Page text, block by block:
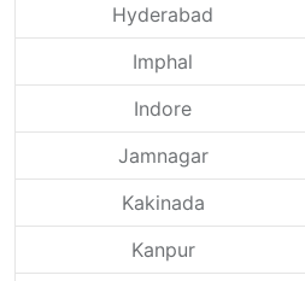
Hyderabad
Imphal
Indore
Jamnagar
Kakinada
Kanpur